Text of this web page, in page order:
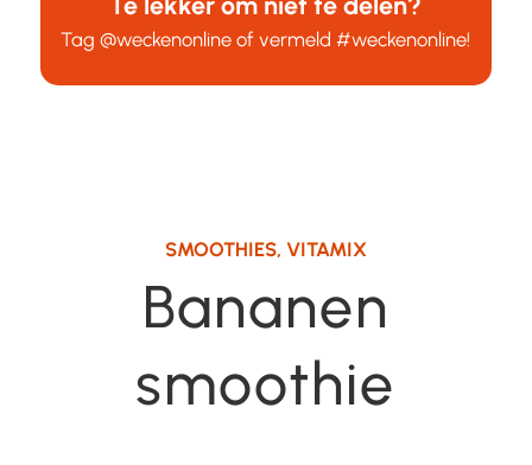
Tag@weckenonline of vermeld#weckenonline!
SMOOTHIES, VITAMIX
Bananen
smoothie